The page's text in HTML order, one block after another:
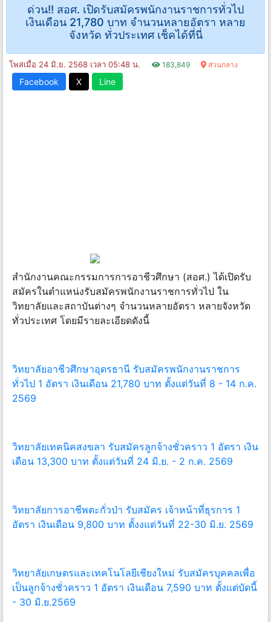
ด่วน!! สอศ. เปิดรับสมัครพนักงานราชการทั่วไป
เงินเดือน 21,780 บาท จำนวนหลายอัตรา หลาย
จังหวัด ทั่วประเทศ เช็คได้ที่นี่
โพสเมื่อ 24 มิ.ย. 2568 เวลา 05:48 น. 183,849 ส่วนกลาง
Facebook X Line
สำนักงานคณะกรรมการการอาชีวศึกษา (สอศ.) ได้เปิดรับ
สมัครในตำแหน่งรับสมัครพนักงานราชการทั่วไป ใน
วิทยาลัยและสถาบันต่างๆ จำนวนหลายอัตรา หลายจังหวัด
ทั่วประเทศ โดยมีรายละเอียดดังนี้
วิทยาลัยอาชีวศึกษาอุดรธานี รับสมัครพนักงานราชการ
ทั่วไป 1 อัตรา เงินเดือน 21,780 บาท ตั้งแต่วันที่ 8 - 14 ก.ค.
2569
วิทยาลัยเทคนิคสงขลา รับสมัครลูกจ้างชั่วคราว 1 อัตรา เงิน
เดือน 13,300 บาท ตั้งแต่วันที่ 24 มิ.ย. - 2 ก.ค. 2569
วิทยาลัยการอาชีพตะกั่วป่า รับสมัคร เจ้าหน้าที่ธุรการ 1
อัตรา เงินเดือน 9,800 บาท ตั้งงแต่วันที่ 22-30 มิ.ย. 2569
วิทยาลัยเกษตรและเทคโนโลยีเชียงใหม่ รับสมัครบุคคลเพื่อ
เป็นลูกจ้างชั่วคราว 1 อัตรา เงินเดือน 7,590 บาท ตั้งแต่บัดนี้
- 30 มิ.ย.2569